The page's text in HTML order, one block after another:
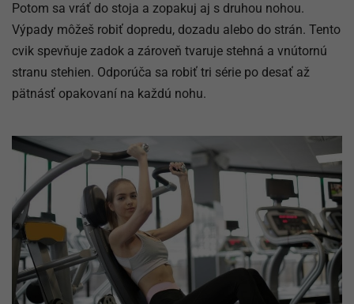
Potom sa vráť do stoja a zopakuj aj s druhou nohou.
Výpady môžeš robiť dopredu, dozadu alebo do strán. Tento
cvik spevňuje zadok a zároveň tvaruje stehná a vnútornú
stranu stehien. Odporúča sa robiť tri série po desať až
pätnásť opakovaní na každú nohu.